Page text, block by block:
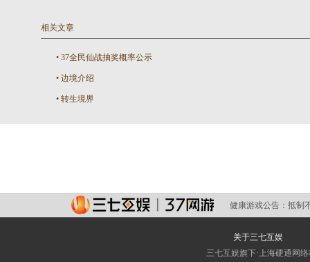
相关文章
• 37全民仙战抽奖概率公示
• 边境介绍
• 转生境界
健康游戏公告： 抵制
关于三七互娱
三七互娱旗下·上海硬通网